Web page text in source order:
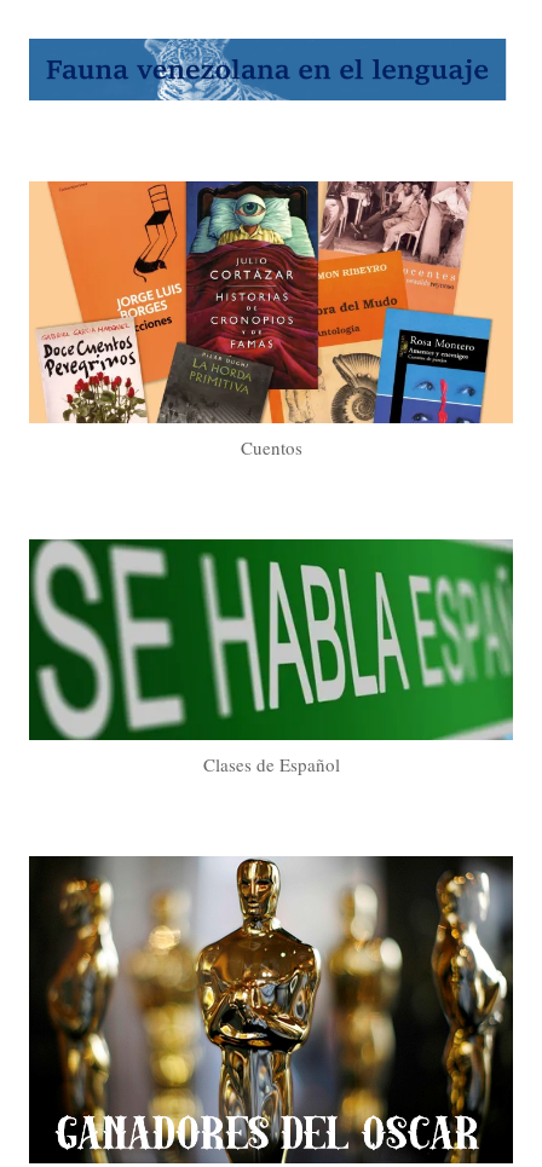
Cuentos
Clases de Español